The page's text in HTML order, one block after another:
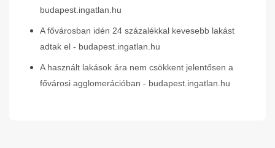
budapest.ingatlan.hu
A fővárosban idén 24 százalékkal kevesebb lakást
adtak el - budapest.ingatlan.hu
A használt lakások ára nem csökkent jelentősen a
fővárosi agglomerációban - budapest.ingatlan.hu